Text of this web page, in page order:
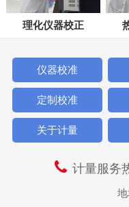
理化仪器校正
仪器校准
定制校准
关于计量
计量服务